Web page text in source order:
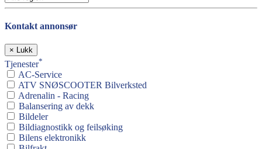
Kontakt annonsør
× Lukk
Tjenester*
AC-Service
ATV SNØSCOOTER Bilverksted
Adrenalin - Racing
Balansering av dekk
Bildeler
Bildiagnostikk og feilsøking
Bilens elektronikk